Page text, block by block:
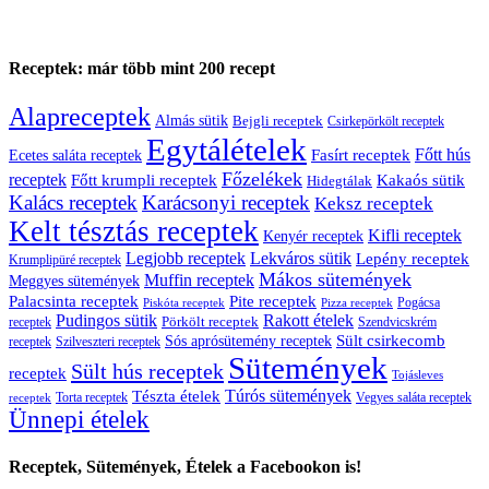
Receptek: már több mint 200 recept
Alapreceptek Almás sütik Bejgli receptek Csirkepörkölt receptek
Ecetes saláta receptek Egytálételek Fasírt receptek Főtt hús
receptek Főtt krumpli receptek Főzelékek Hidegtálak Kakaós sütik
Kalács receptek Karácsonyi receptek Keksz receptek
Kelt tésztás receptek Kenyér receptek Kifli receptek
Krumplipüré receptek Legjobb receptek Lekváros sütik Lepény receptek
Meggyes sütemények Muffin receptek Mákos sütemények
Palacsinta receptek Piskóta receptek Pite receptek Pizza receptek Pogácsa
receptek Pudingos sütik Pörkölt receptek Rakott ételek Szendvicskrém
receptek Szilveszteri receptek Sós aprósütemény receptek Sült csirkecomb
receptek Sült hús receptek Sütemények Tojásleves
receptek Torta receptek Tészta ételek Túrós sütemények Vegyes saláta receptek
Ünnepi ételek
Receptek, Sütemények, Ételek a Facebookon is!